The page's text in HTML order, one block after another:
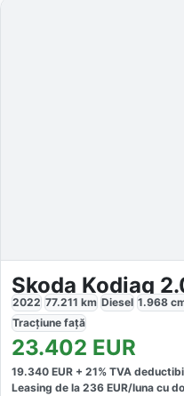
Skoda Kodiaq
2022 77.211 km Diesel 1.968
Tracțiune față
23.402 EUR
19.340 EUR + 21% TVA
Leasing de la 236 EUR/luna cu